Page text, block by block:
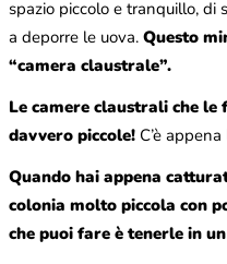
spazio piccolo e tranquillo, di
a deporre le uova. Questo
“camera claustrale”.
Le camere claustrali che
davvero piccole! C’è
Quando hai appena
colonia molto piccola con
che puoi fare è tenerle in